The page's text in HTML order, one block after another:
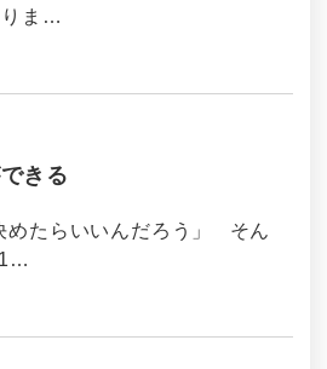
りま…
きる
たらいいんだろう」 そん